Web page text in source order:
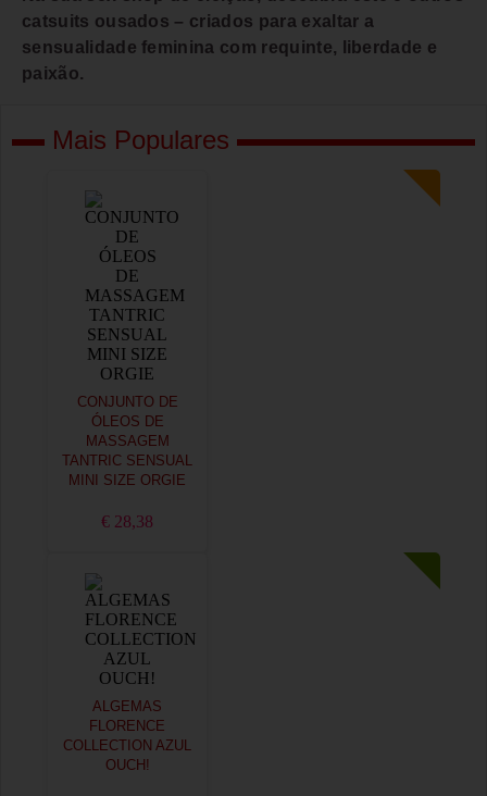
catsuits ousados – criados para exaltar a
sensualidade feminina com requinte, liberdade e
paixão.
Mais Populares
CONJUNTO DE
ÓLEOS DE
MASSAGEM
TANTRIC SENSUAL
MINI SIZE ORGIE
€ 28,38
ALGEMAS
FLORENCE
COLLECTION AZUL
OUCH!